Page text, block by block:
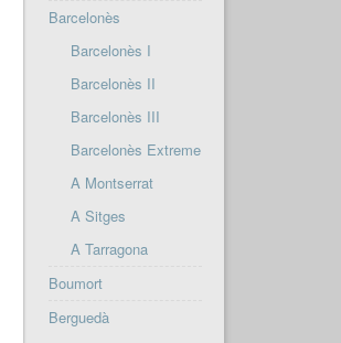
Barcelonès
Barcelonès I
Barcelonès II
Barcelonès III
Barcelonès Extreme
A Montserrat
A Sitges
A Tarragona
Boumort
Berguedà